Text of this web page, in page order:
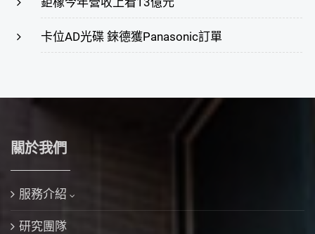
卡位AD光碟 錸德獲Panasonic訂單
關於我們
服務介紹
研究團隊